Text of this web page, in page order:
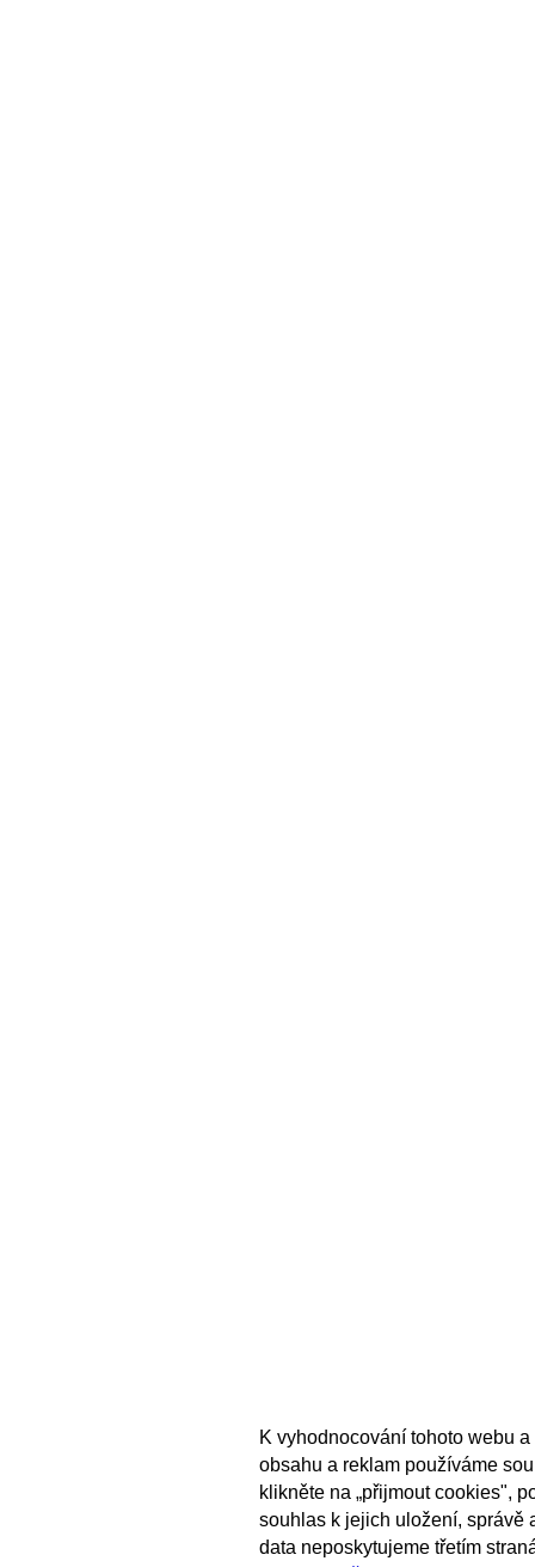
K vyhodnocování tohoto webu
obsahu a reklam používáme
klikněte na „přijmout cookies",
souhlas k jejich uložení, správě
data neposkytujeme třetím